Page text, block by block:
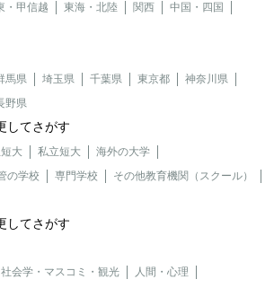
・甲信越 東海・北陸 関西
中国・四国
馬県 埼玉県 千葉県 東京都
神奈川県
野県
してさがす
大 私立短大
海外の大学
の学校
専門学校
その他教育機関（スクール）
してさがす
社会学・マスコミ・観光
人間・心理